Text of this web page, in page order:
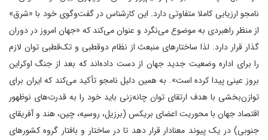
نامجو ارزیابی کاملا متفاوتی دارد. این کارشناس در گفت‌وگوی خود با «شرق»
از منظر راهبردی به موضوع می‌نگرد و عنوان می‌کند که «جهان امروز در دوران
گذار قرار دارد. لذا ساختارهای منبعث از نظام دوقطبی و تک‌قطبی توان لازم
را برای اداره وضعیت جدید جهان از دست داده‌اند که بعد از جنگ اوکراین
بروز عینی پیدا کرده است». به همین دلیل نامجو تأکید می‌کند که ایران برای
توازن‌بخشی با هدف ارتقای توان چانه‌زنی باید خود را به قدرت‌های نوظهور
اقتصاد جهان با محوریت اعضای بریکس (برزیل، روسیه، چین، هند و آفریقای
جنوبی) در یک پیوند معنادار قرار دهد تا در ساختار و بافتار گروه کشورهای